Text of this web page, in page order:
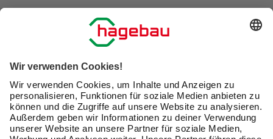
Merken
PROXXON
Microspeeder-Satz »Industrial«, Stahl,
Schlüsselgröße: 8 bis 19 mm
UVP101,15 €
79,99 €
Verfügbarkeit im Markt prüfen
lieferbar
Zustellung 11.08. - 13.08.